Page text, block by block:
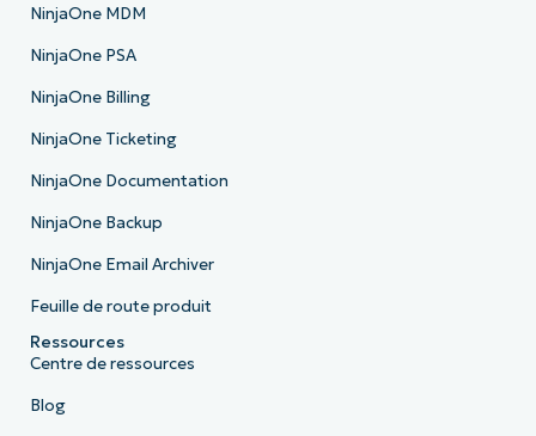
NinjaOne MDM
NinjaOne PSA
NinjaOne Billing
NinjaOne Ticketing
NinjaOne Documentation
NinjaOne Backup
NinjaOne Email Archiver
Feuille de route produit
Ressources
Centre de ressources
Blog